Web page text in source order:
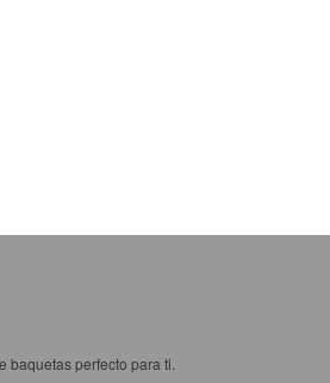
baquetas perfecto para ti.